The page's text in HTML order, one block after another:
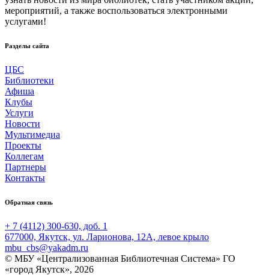
мероприятий, а также воспользоваться электронными
услугами!
Разделы сайта
ЦБС
Библиотеки
Афиша
Клубы
Услуги
Новости
Мультимедиа
Проекты
Коллегам
Партнеры
Контакты
Обратная связь
+ 7 (4112) 300-630, доб. 1
677000, Якутск, ул. Ларионова, 12А, левое крыло
mbu_cbs@yakadm.ru
© МБУ «Централизованная Библиотечная Система» ГО
«город Якутск», 2026